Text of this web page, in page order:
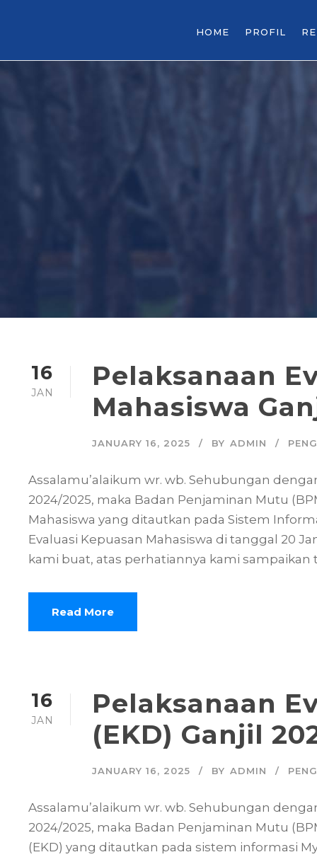
HOME PROFIL
16
JAN
Pelaksanaan
Mahasiswa
JANUARY 16, 2025 BY ADMIN
Assalamu’alaikum wr. wb. Sehubungan
2024/2025, maka Badan Penjaminan Mutu
Mahasiswa yang ditautkan pada Sistem
Evaluasi Kepuasan Mahasiswa di tanggal 20
kami buat, atas perhatiannya kami sampaikan
Read More
16
JAN
Pelaksanaan
(EKD) Ganjil
JANUARY 16, 2025 BY ADMIN
Assalamu’alaikum wr. wb. Sehubungan
2024/2025, maka Badan Penjaminan Mutu
(EKD) yang ditautkan pada sistem informasi